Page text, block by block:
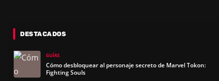
DESTACADOS
GUÍAS
Cómo desbloquear al personaje secreto de Marvel Tokon:
Fighting Souls